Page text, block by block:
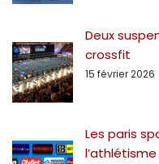
Deux
crossfit
15 février 2026
Les paris
l’athlétisme